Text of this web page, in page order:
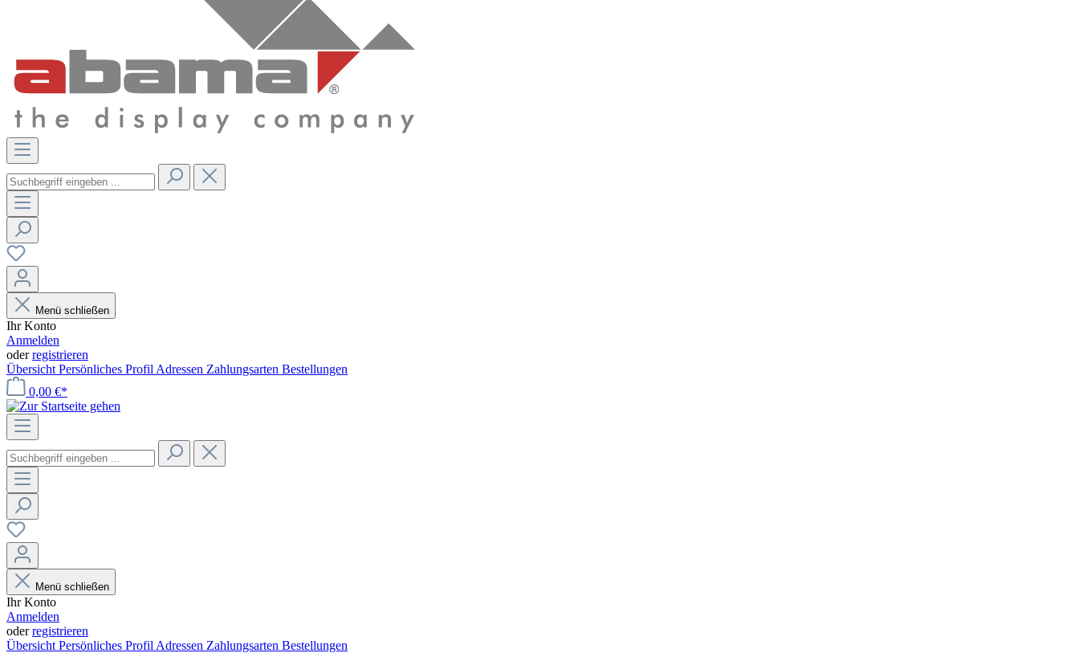
Menü schließen
Ihr Konto
Anmelden
oderregistrieren
Übersicht Persönliches Profil Adressen Zahlungsarten Bestellungen
0,00 €*
Menü schließen
Ihr Konto
Anmelden
oderregistrieren
Übersicht Persönliches Profil Adressen Zahlungsarten Bestellungen